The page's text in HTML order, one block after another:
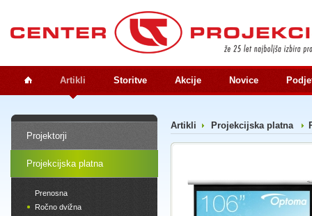
Artikli Storitve Akcije Novice
Projektorji
Projekcijska platna
Prenosna
Ročno dvižna
Artikli Projekcijska platna